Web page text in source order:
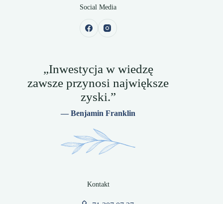
Social Media
„Inwestycja w wiedzę
zawsze przynosi największe
zyski.”
— Benjamin Franklin
Kontakt